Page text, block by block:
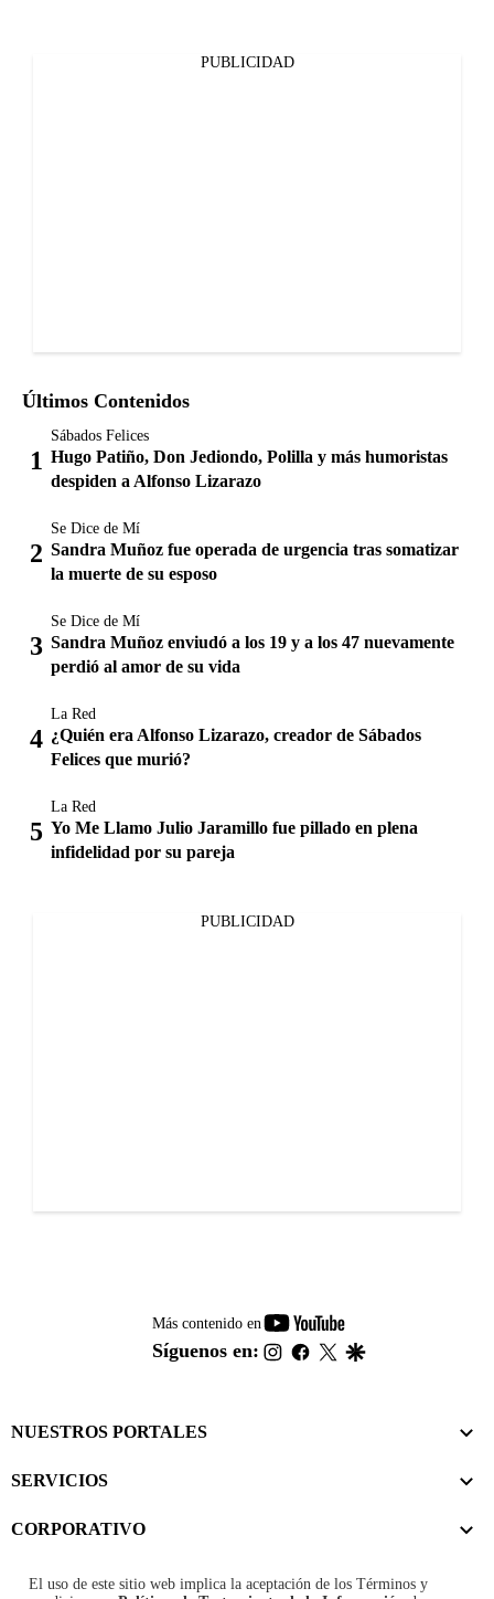
PUBLICIDAD
Últimos Contenidos
Sábados Felices
Hugo Patiño, Don Jediondo, Polilla y más humoristas
despiden a Alfonso Lizarazo
Se Dice de Mí
Sandra Muñoz fue operada de urgencia tras somatizar
la muerte de su esposo
Se Dice de Mí
Sandra Muñoz enviudó a los 19 y a los 47 nuevamente
perdió al amor de su vida
La Red
¿Quién era Alfonso Lizarazo, creador de Sábados
Felices que murió?
La Red
Yo Me Llamo Julio Jaramillo fue pillado en plena
infidelidad por su pareja
PUBLICIDAD
Más contenido en
youtube-
footer
Síguenos en: instagram
facebook
twitter
NUESTROS PORTALES
SERVICIOS
CORPORATIVO
El uso de este sitio web implica la aceptación de los Términos y